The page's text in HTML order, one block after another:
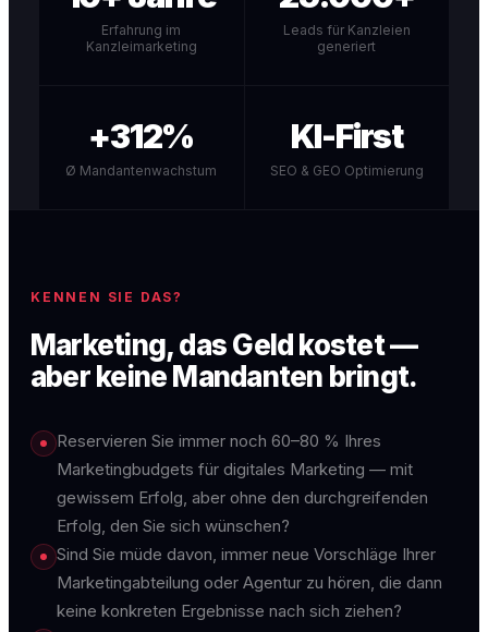
Erfahrung im
Kanzleimarketing
Leads für Kanzleien
generiert
+312%
Ø Mandantenwachstum
KI-First
SEO & GEO Optimierung
KENNEN SIE DAS?
Marketing, das Geld kostet —
aber keine Mandanten bringt.
Reservieren Sie immer noch 60–80 % Ihres
Marketingbudgets für digitales Marketing — mit
gewissem Erfolg, aber ohne den durchgreifenden
Erfolg, den Sie sich wünschen?
Sind Sie müde davon, immer neue Vorschläge Ihrer
Marketingabteilung oder Agentur zu hören, die dann
keine konkreten Ergebnisse nach sich ziehen?